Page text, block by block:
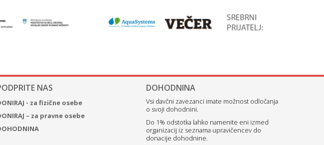
NAS
- za fizične osebe
– za pravne osebe
DOHODNINA
Vsi davčni zavezanci imate možnost odločanja
o svoji dohodnini.
Do 1% odstotka lahko namenite eni izmed
organizacij iz seznama upravičencev do
donacije dohodnine.